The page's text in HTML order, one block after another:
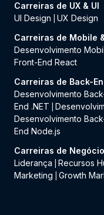
Carreiras de UX & UI
UI Design
UX Design
Carreiras de Mobile
Desenvolvimento
Front-End React
Carreiras de Back-
Desenvolvimento
End .NET
Desenvolvimento
End Node.js
Carreiras de
Liderança
Recursos
Marketing
Growth